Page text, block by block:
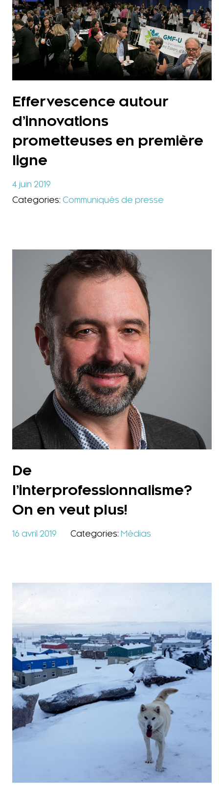
Effervescence autour
d’innovations
prometteuses en première
ligne
4 juin 2019
Categories: Communiqués de presse
De
l’interprofessionnalisme?
On en veut plus!
16 avril 2019 Categories: Médias